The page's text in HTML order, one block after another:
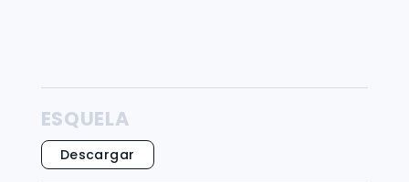
ESQUELA
Descargar